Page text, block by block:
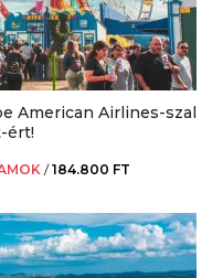
American Airlines-szal
ért!
/184.800 FT